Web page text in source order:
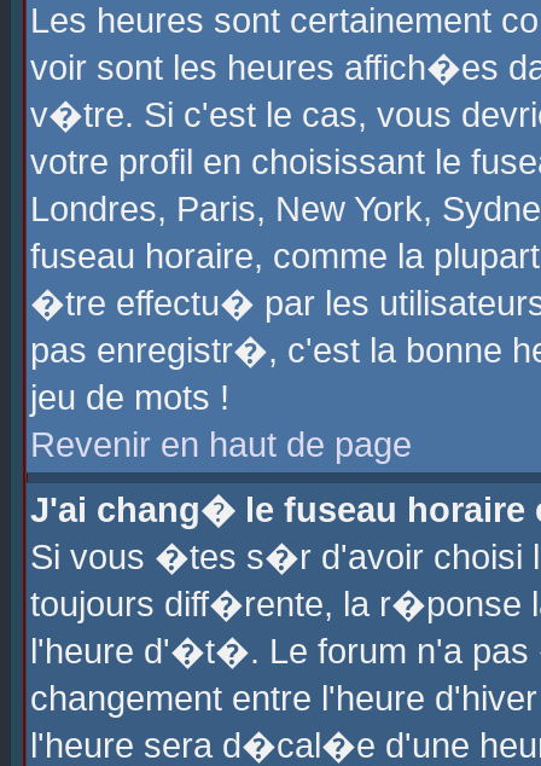
Les heures sont certainement
voir sont les heures affich�es
v�tre. Si c'est le cas, vous
votre profil en choisissant le
Londres, Paris, New York,
fuseau horaire, comme la
�tre effectu� par les
pas enregistr�, c'est la bonne
jeu de mots !
Revenir en haut de page
J'ai chang� le fuseau horaire
Si vous �tes s�r d'avoir choisi
toujours diff�rente, la r�ponse
l'heure d'�t�. Le forum n'a
changement entre l'heure
l'heure sera d�cal�e d'une